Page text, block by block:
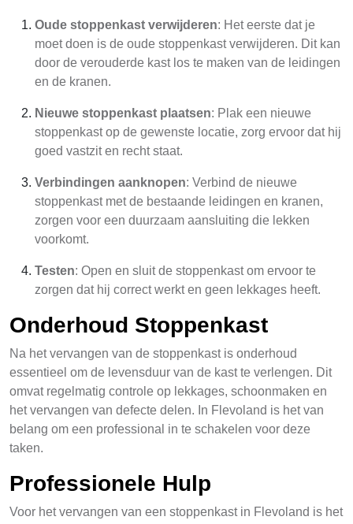
Oude stoppenkast verwijderen: Het eerste dat je
moet doen is de oude stoppenkast verwijderen. Dit kan
door de verouderde kast los te maken van de leidingen
en de kranen.
Nieuwe stoppenkast plaatsen: Plak een nieuwe
stoppenkast op de gewenste locatie, zorg ervoor dat hij
goed vastzit en recht staat.
Verbindingen aanknopen: Verbind de nieuwe
stoppenkast met de bestaande leidingen en kranen,
zorgen voor een duurzaam aansluiting die lekken
voorkomt.
Testen: Open en sluit de stoppenkast om ervoor te
zorgen dat hij correct werkt en geen lekkages heeft.
Onderhoud Stoppenkast
Na het vervangen van de stoppenkast is onderhoud
essentieel om de levensduur van de kast te verlengen. Dit
omvat regelmatig controle op lekkages, schoonmaken en
het vervangen van defecte delen. In Flevoland is het van
belang om een professional in te schakelen voor deze
taken.
Professionele Hulp
Voor het vervangen van een stoppenkast in Flevoland is het